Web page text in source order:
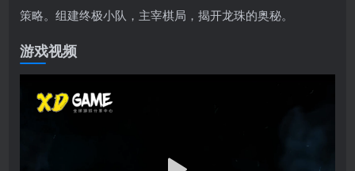
策略。组建终极小队，主宰棋局，揭开龙珠的奥秘。
游戏视频